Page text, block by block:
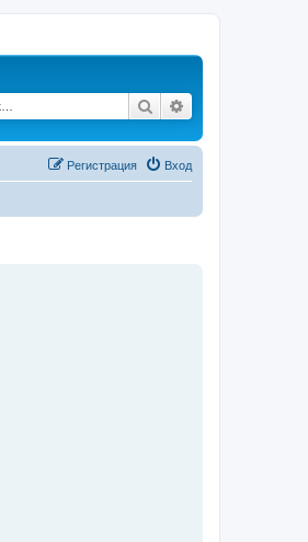
Поиск
Вход
Регистрация